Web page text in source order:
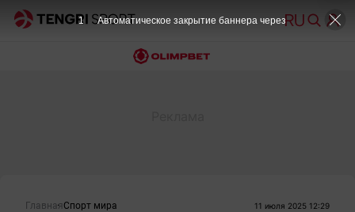
Главная Спорт мира 11 июля 2025 12:29
1 Автоматическое закрытие баннера через